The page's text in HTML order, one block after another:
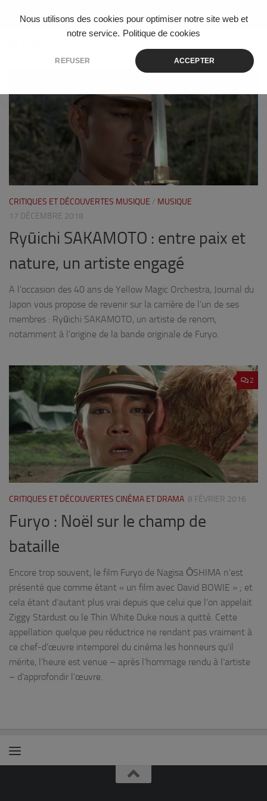
Nous utilisons des cookies pour optimiser notre site web et
notre service. Politique de cookies
REFUSER ACCEPTER
Skip to content
CRITIQUES ET DÉCOUVERTES MUSIQUE / MUSIQUE
17 DÉCEMBRE 2018
Ryūichi SAKAMOTO : entre paix et
nature, un artiste engagé
A l’occasion des 40 ans de Yellow Magic Orchestra, Journal du
Japon vous propose de revenir sur la carrière de l’un de ses
membres : Ryūichi SAKAMOTO, un artiste de renom,
notamment à l’origine de la bande originale de Furyo.
2
CRITIQUES ET DÉCOUVERTES CINÉMA ET DRAMA 8 FÉVRIER 2016
Furyo : Noël sur le champ de
bataille
Encore trop souvent, le film Furyo de Nagisa ŌSHIMA n’est
présenté que comme étant « un film avec David BOWIE » ; et
cela étant d’autant plus vrai depuis que celui que l’on appelait
Ziggy Stardust ou le Thin White Duke nous a quitté. Cette
appellation quelque peu réductrice ne rendant pas vraiment à
ce chef-d’œuvre intemporel du cinéma les honneurs qu’il
mérite, l’heure est venue – après l’hommage rendu à l’artiste
– d’approfondir l’œuvre.